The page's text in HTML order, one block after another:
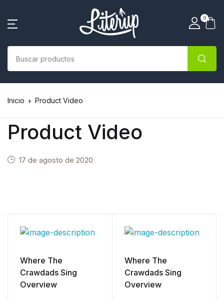
0
Inicio Product Video
Product Video
17 de agosto de 2020
Where The
Crawdads Sing
Overview
Where The
Crawdads Sing
Overview